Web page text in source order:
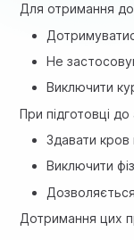
Для отримання
Не
Виключити
При підготовці
Здавати кров
Виключити
Дотримання цих